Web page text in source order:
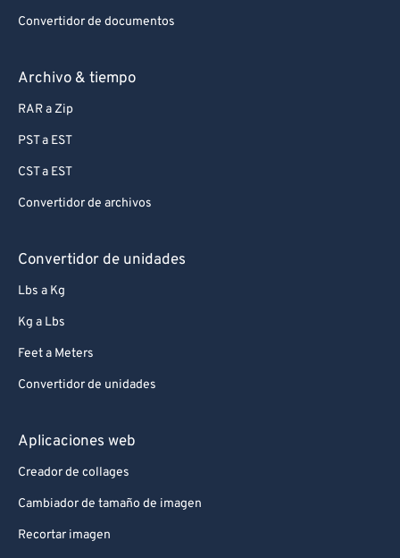
Convertidor de documentos
Archivo & tiempo
RAR a Zip
PST a EST
CST a EST
Convertidor de archivos
Convertidor de unidades
Lbs a Kg
Kg a Lbs
Feet a Meters
Convertidor de unidades
Aplicaciones web
Creador de collages
Cambiador de tamaño de imagen
Recortar imagen